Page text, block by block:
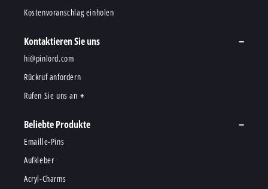
Kostenvoranschlag einholen
Kontaktieren Sie uns
hi@pinlord.com
Rückruf anfordern
Rufen Sie uns an
Beliebte Produkte
Emaille-Pins
Aufkleber
Acryl-Charms